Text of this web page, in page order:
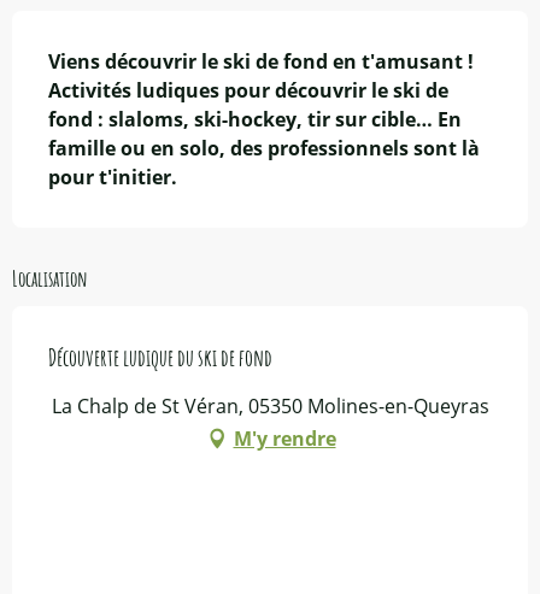
Viens découvrir le ski de fond en t'amusant !
Activités ludiques pour découvrir le ski de
fond : slaloms, ski-hockey, tir sur cible… En
famille ou en solo, des professionnels sont là
pour t'initier.
Localisation
Découverte ludique du ski de fond
La Chalp de St Véran, 05350 Molines-en-Queyras
M'y rendre